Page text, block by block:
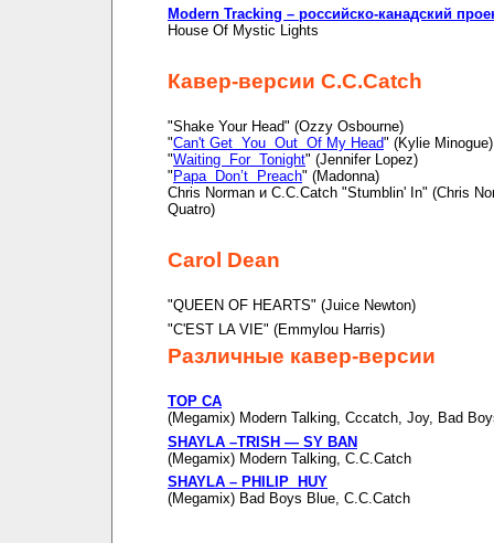
Modern Tracking – российско-канадский
House Of Mystic Lights
Кавер-версии C.C.Catch
"Shake Your Head" (Ozzy Osbourne)
"Can't Get You Out Of My Head" (Kylie Minogue)
"Waiting For Tonight" (Jennifer Lopez)
" Papa Don’t Preach" (Madonna)
Chris Norman и C.C.Catch "Stumblin' In" (Chris
Quatro)
Carol Dean
"QUEEN OF HEARTS" (Juice Newton)
"C'EST LA VIE" (Emmylou Harris)
Различные кавер-версии
TOP CA
(Megamix) Modern Talking, Cccatch, Joy, Bad
SHAYLA –TRISH — SY BAN
(Megamix) Modern Talking, C.C.Catch
SHAYLA – PHILIP HUY
(Megamix) Bad Boys Blue, C.C.Catch